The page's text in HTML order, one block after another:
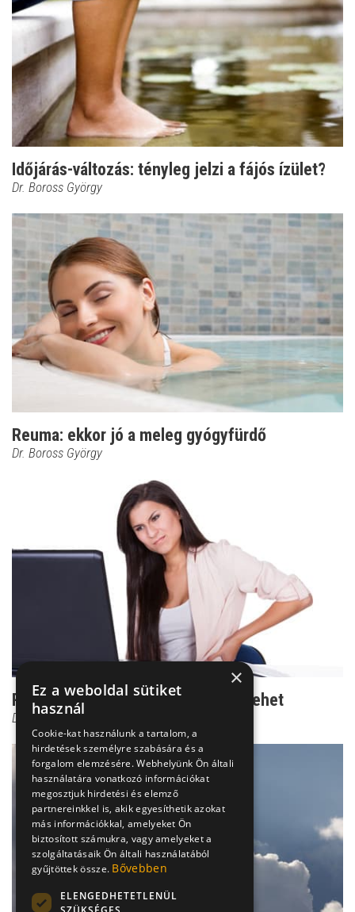
Időjárás-változás: tényleg jelzi a fájós ízület?
Dr. Boross György
Reuma: ekkor jó a meleg gyógyfürdő
Dr. Boross György
Rejtélyes csípőfájás: lúdtalptól is lehet
Dr. Boross György
×
Ez a weboldal sütiket
használ
Cookie-kat használunk a tartalom, a
hirdetések személyre szabására és a
forgalom elemzésére. Webhelyünk Ön általi
használatára vonatkozó információkat
megosztjuk hirdetési és elemző
partnereinkkel is, akik egyesíthetik azokat
más információkkal, amelyeket Ön
biztosított számukra, vagy amelyeket a
szolgáltatásaik Ön általi használatából
gyűjtöttek össze. Bővebben
ELENGEDHETETLENÜL